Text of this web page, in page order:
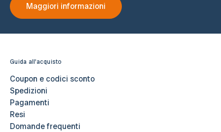
Maggiori informazioni
Guida all'acquisto
Coupon e codici sconto
Spedizioni
Pagamenti
Resi
Domande frequenti